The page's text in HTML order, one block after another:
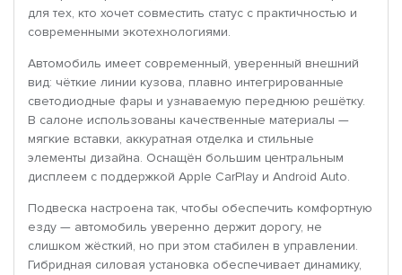
для тех, кто хочет совместить статус с практичностью и
современными экотехнологиями.
Автомобиль имеет современный, уверенный внешний
вид: чёткие линии кузова, плавно интегрированные
светодиодные фары и узнаваемую переднюю решётку.
В салоне использованы качественные материалы —
мягкие вставки, аккуратная отделка и стильные
элементы дизайна. Оснащён большим центральным
дисплеем с поддержкой Apple CarPlay и Android Auto.
Подвеска настроена так, чтобы обеспечить комфортную
езду — автомобиль уверенно держит дорогу, не
слишком жёсткий, но при этом стабилен в управлении.
Гибридная силовая установка обеспечивает динамику,